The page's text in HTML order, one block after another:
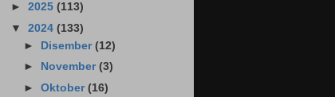
► 2025 (113)
▼ 2024 (133)
►
Disember(12)
►
November(3)
►Oktober(16)